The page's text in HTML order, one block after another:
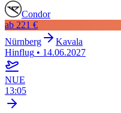
Condor
ab 221 €
Nürnberg
Kavala
Hinflug • 14.06.2027
NUE
13:05